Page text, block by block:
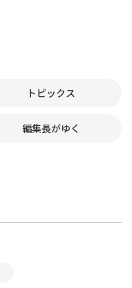
トピックス
編集長がゆく